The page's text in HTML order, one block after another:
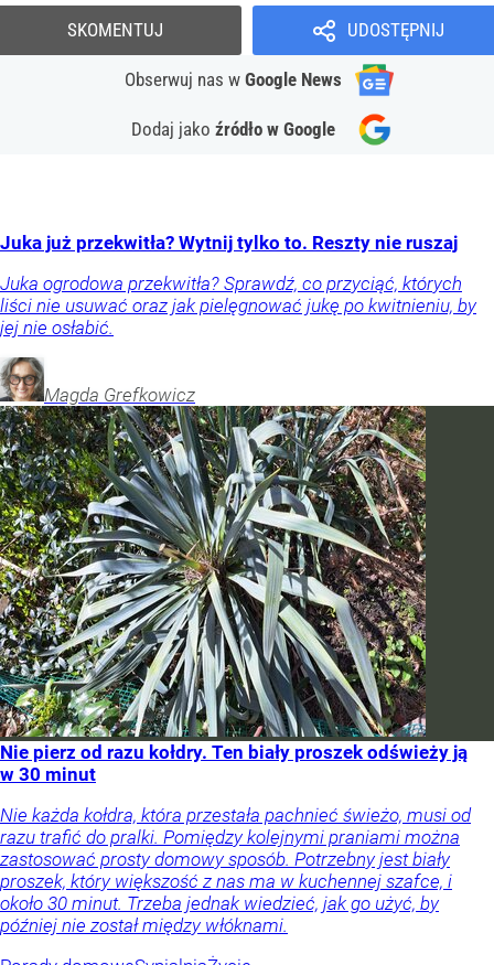
UDOSTĘPNIJ
Obserwuj nas w Google News
Dodaj jako źródło w Google
SKOMENTUJ
Juka już przekwitła? Wytnij tylko to. Reszty nie ruszaj
Juka ogrodowa przekwitła? Sprawdź, co przyciąć, których
liści nie usuwać oraz jak pielęgnować jukę po kwitnieniu, by
jej nie osłabić.
Magda Grefkowicz
Nie pierz od razu kołdry. Ten biały proszek odświeży ją
w 30 minut
Nie każda kołdra, która przestała pachnieć świeżo, musi od
razu trafić do pralki. Pomiędzy kolejnymi praniami można
zastosować prosty domowy sposób. Potrzebny jest biały
proszek, który większość z nas ma w kuchennej szafce, i
około 30 minut. Trzeba jednak wiedzieć, jak go użyć, by
później nie został między włóknami.